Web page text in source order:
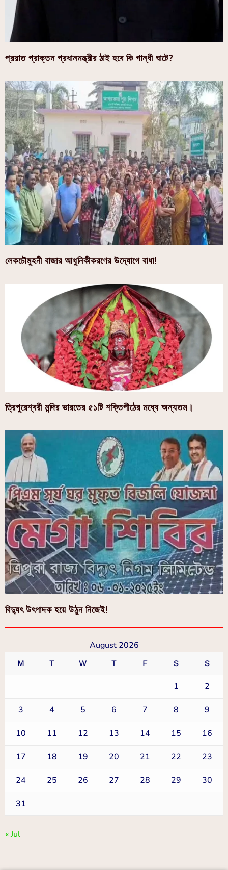
প্রয়াত প্রাক্তন প্রধানমন্ত্রীর ঠাই হবে কি গান্ধী ঘাটে?
লেকচৌমুহনী বাজার আধুনিকীকরণের উদ্যোগে বাধা!
ত্রিপুরেশ্বরী মন্দির ভারতের ৫১টি শক্তিপীঠের মধ্যে অন্যতম।
বিদ্যুৎ উৎপাদক হয়ে উঠুন নিজেই!
August 2026
M T W T F S S
1 2
3 4 5 6 7 8 9
10 11 12 13 14 15 16
17 18 19 20 21 22 23
24 25 26 27 28 29 30
31
« Jul